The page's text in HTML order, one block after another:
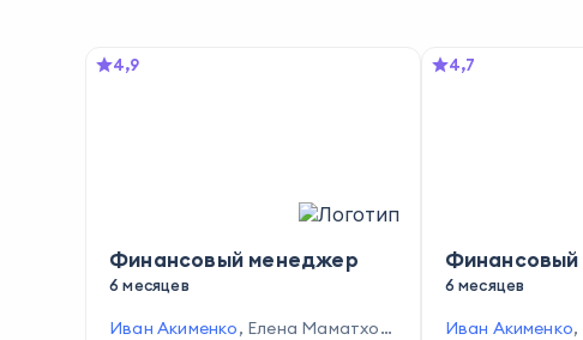
4,9
Финансовый менеджер
6 месяцев
Иван Акименко, Елена Маматход
4,7
Финансовый
6 месяцев
Иван Акименко,